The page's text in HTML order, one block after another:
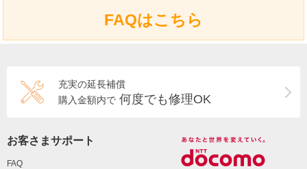
FAQはこちら
充実の延長補償
購入金額内で 何度でも修理OK
お客さまサポート
FAQ